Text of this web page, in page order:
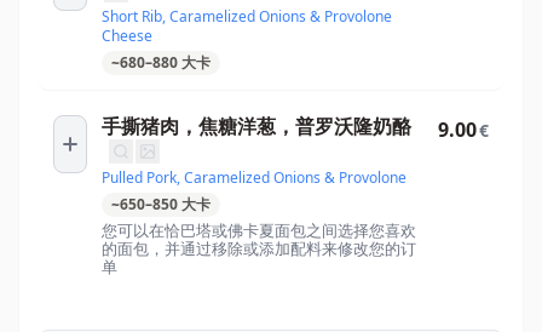
Short Rib, Caramelized Onions & Provolone
Cheese
~680–880大卡
手撕猪肉，焦糖洋葱，普罗沃隆奶酪
Pulled Pork, Caramelized Onions & Provolone
~650–850大卡
您可以在恰巴塔或佛卡夏面包之间选择您喜欢
的面包，并通过移除或添加配料来修改您的订
单
9.00€